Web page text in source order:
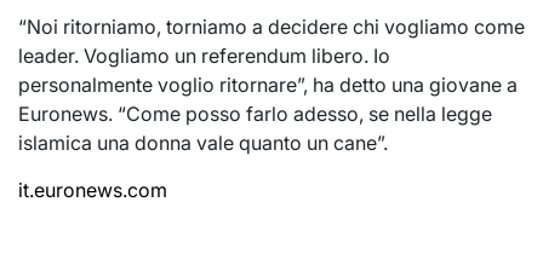
“Noi ritorniamo, torniamo a decidere chi vogliamo come
leader. Vogliamo un referendum libero. Io
personalmente voglio ritornare”, ha detto una giovane a
Euronews. “Come posso farlo adesso, se nella legge
islamica una donna vale quanto un cane”.
it.euronews.com